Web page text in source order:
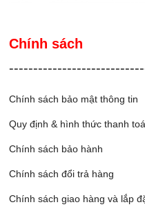
Chính sách
Chính sách bảo mật thông tin
Quy định & hình thức thanh
Chính sách bảo hành
Chính sách đổi trả hàng
Chính sách giao hàng và lắp